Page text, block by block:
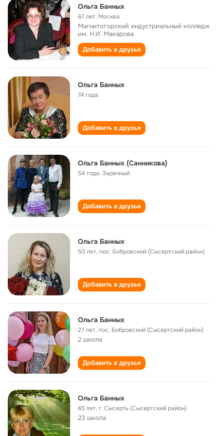
Ольга Банных
67 лет, Москва
Магнитогорский индустриальный колледж
им. Н.И. Макарова
Добавить в друзья
Ольга Банных
74 года
Добавить в друзья
Ольга Банных (Санникова)
54 года,Заречный
Добавить в друзья
Ольга Банных
50 лет,пос. Бобровский (Сысертский район)
Добавить в друзья
Ольга Банных
27 лет,пос. Бобровский (Сысертский район)
2 школа
Добавить в друзья
Ольга Банных
65 лет,г. Сысерть (Сысертский район)
23 школа